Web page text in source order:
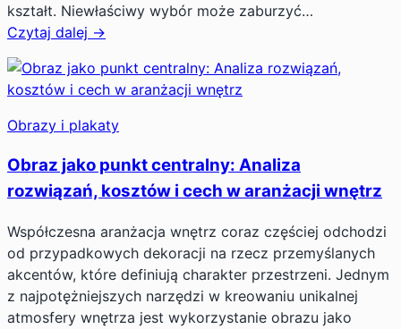
kształt. Niewłaściwy wybór może zaburzyć…
Czytaj dalej →
Obrazy i plakaty
Obraz jako punkt centralny: Analiza
rozwiązań, kosztów i cech w aranżacji wnętrz
Współczesna aranżacja wnętrz coraz częściej odchodzi
od przypadkowych dekoracji na rzecz przemyślanych
akcentów, które definiują charakter przestrzeni. Jednym
z najpotężniejszych narzędzi w kreowaniu unikalnej
atmosfery wnętrza jest wykorzystanie obrazu jako